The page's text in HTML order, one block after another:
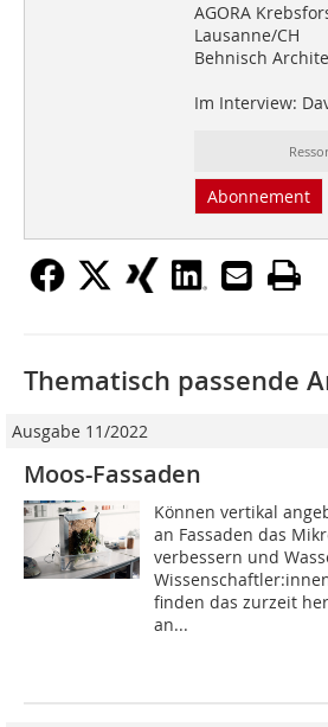
AGORA
Lausanne/CH
Behnisch
Im Interview:
Abonnement
Thematisch passende
Ausgabe 11/2022
Moos-Fassaden
Können vertikal
an Fassaden das
verbessern und
finden das zurzeit
an...